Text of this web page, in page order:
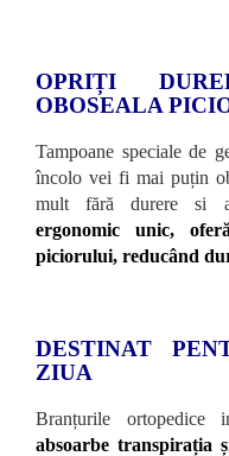
OPRIȚI
OBOSEALA
Tampoane speciale de
încolo vei fi mai puțin
mult fără durere si
ergonomic unic,
piciorului, reducând
DESTINAT
ZIUA
Branțurile ortopedice
absoarbe transpirația